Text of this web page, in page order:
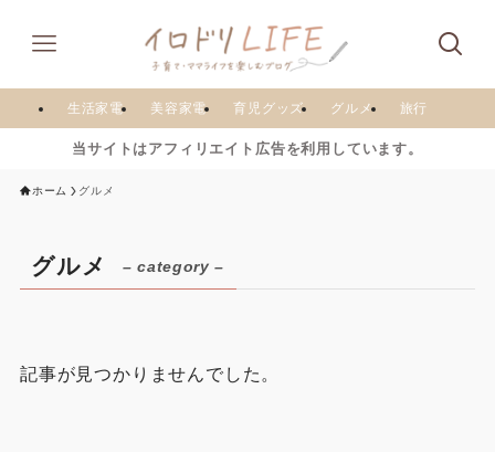
生活家電 美容家電 育児グッズ グルメ 旅行
当サイトはアフィリエイト広告を利用しています。
ホーム グルメ
グルメ – category –
記事が見つかりませんでした。